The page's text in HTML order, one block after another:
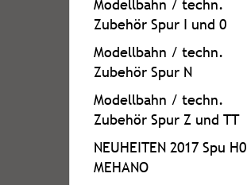
Modellbahn / techn.
Zubehör Spur I und 0
Modellbahn / techn.
Zubehör Spur N
Modellbahn / techn.
Zubehör Spur Z und TT
NEUHEITEN 2017 Spu H0
MEHANO